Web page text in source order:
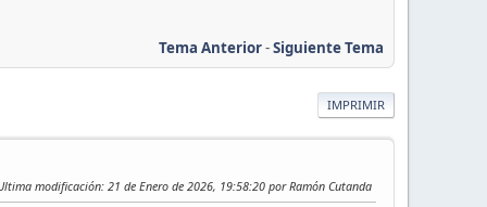
Tema Anterior-Siguiente Tema
IMPRIMIR
modificación: 21 de Enero de 2026, 19:58:20 por Ramón Cutanda